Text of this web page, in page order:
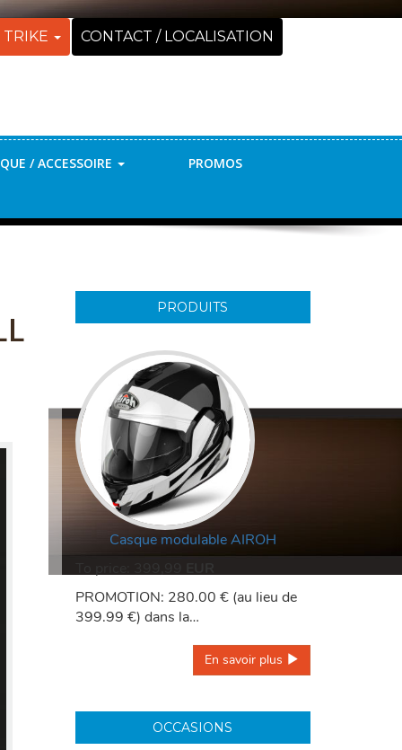
/ ACCESSOIRE PROMOS
TRIKE CONTACT / LOCALISATION
PRODUITS
Casque modulable AIROH
PROMOTION: 280.00 € (au lieu de
399.99 €) dans la…
En savoir plus
OCCASIONS